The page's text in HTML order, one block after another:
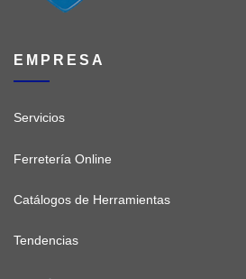
EMPRESA
Servicios
Ferretería Online
Catálogos de Herramientas
Tendencias